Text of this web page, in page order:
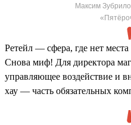
Максим
Ретейл — сфера, где нет
Снова миф! Для директора
управляющее воздействие и
хау — часть обязательных